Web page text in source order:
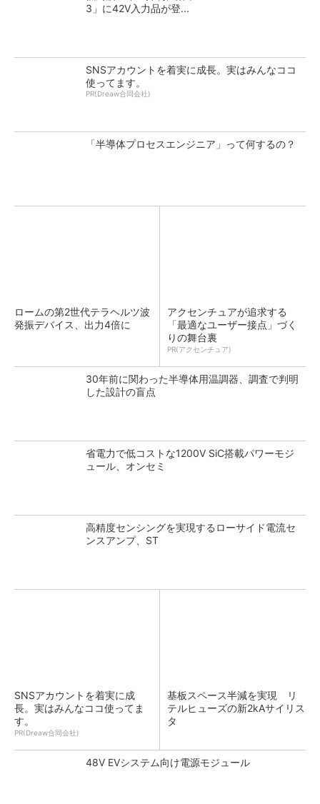
3」に42V入力品が登...
SNSアカウントを着実に成長。実はみんなココ
使ってます。
PR(Dreaw合同会社)
「半導体プロセスエンジニア」って何するの？
ロームの第2世代テラヘルツ波
発振デバイス、出力4倍に
アクセンチュアが追求する
「最適なユーザー接点」づく
りの舞台裏
PR(アクセンチュア)
30年前に関わった半導体用温調器、調査で判明
した設計の盲点
省電力で低コストな1200V SiC搭載パワーモジ
ュール、オンセミ
高精度センシングを実現するローサイド電流セ
ンスアンプ、ST
SNSアカウントを着実に成
長。実はみんなココ使ってま
す。
PR(Dreaw合同会社)
基板スペース半減を実現 リ
テルヒューズの新2kAサイリス
タ
48V EVシステム向け電源モジュール